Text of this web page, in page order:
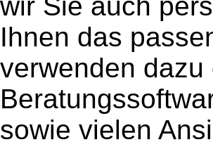
Ihnen das
verwenden
sowie vielen